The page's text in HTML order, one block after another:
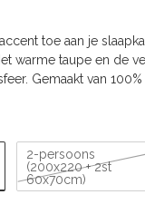
toe aan je
warme taupe en de
Gemaakt van
2-persoons
(200x220 + 2st
60x70cm)